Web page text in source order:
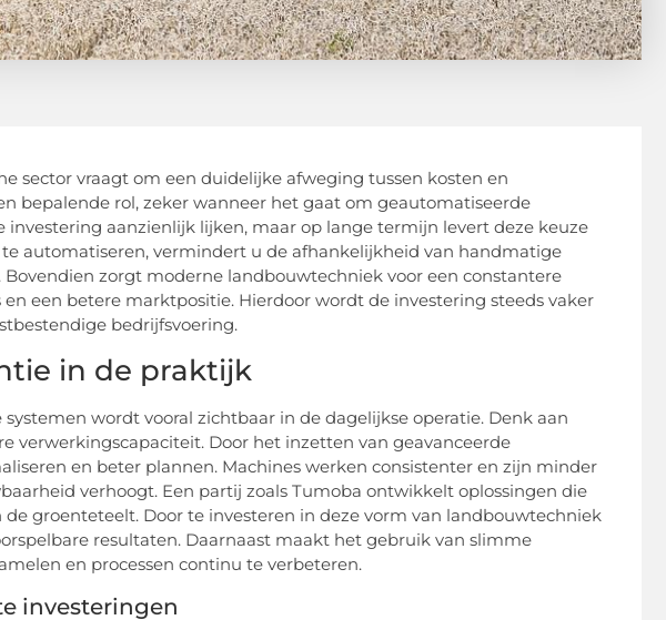
sector vraagt om een duidelijke afweging tussen kosten en
bepalende rol, zeker wanneer het gaat om geautomatiseerde
investering aanzienlijk lijken, maar op lange termijn levert deze keuze
automatiseren, vermindert u de afhankelijkheid van handmatige
zorgt moderne landbouwtechniek voor een constantere
een betere marktpositie. Hierdoor wordt de investering steeds vaker
bedrijfsvoering.
in de praktijk
wordt vooral zichtbaar in de dagelijkse operatie. Denk aan
verwerkingscapaciteit. Door het inzetten van geavanceerde
en beter plannen. Machines werken consistenter en zijn minder
verhoogt. Een partij zoals Tumoba ontwikkelt oplossingen die
groenteteelt. Door te investeren in deze vorm van landbouwtechniek
resultaten. Daarnaast maakt het gebruik van slimme
en processen continu te verbeteren.
investeringen